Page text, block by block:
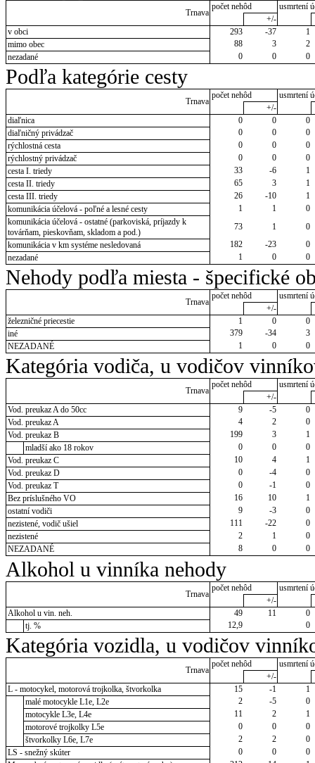
Trnava
počet nehôd
usmrtení
+/-
v obci
293 -37
1
mimo obec
88 3
2
nezadané
0 0 0
Podľa kategórie cesty
Trnava
počet nehôd
usmrtení
+/-
diaľnica
0 0
0
diaľničný privádzač
0 0
0
rýchlostná cesta
0 0
0
rýchlostný privádzač
0 0
0
cesta I. triedy
33 -6
1
cesta II. triedy
65 3
1
cesta III. triedy
26 -10
1
komunikácia účelová - poľné a lesné cesty
1 1
0
komunikácia účelová - ostatné (parkoviská, príjazdy k
továrňam, pieskovňam, skladom a pod.)
73 1
0
komunikácia v km systéme nesledovaná
182 -23
0
nezadané
1 0 0
Nehody podľa miesta - špecifické
Trnava
počet nehôd
usmrtení
+/-
železničné priecestie
1 0
0
iné
379 -34
3
NEZADANÉ
1 0 0
Kategória vodiča, u vodičov
Trnava
počet nehôd
usmrtení
+/-
Vod. preukaz A do 50cc
9 -5
0
Vod. preukaz A
4 2
0
Vod. preukaz B
199 3
1
mladší ako 18 rokov
0 0
0
Vod. preukaz C
10 4
1
Vod. preukaz D
0 -4
0
Vod. preukaz T
0 -1
0
Bez príslušného VO
16 10
1
ostatní vodiči
9 -3
0
nezistené, vodič ušiel
111 -22
0
nezistené
2 1
0
NEZADANÉ
8 0 0
Alkohol u vinníka nehody
Trnava
počet nehôd
usmrtení
+/-
Alkohol u vin. neh.
49 11
0
tj. %
12,9 0
Kategória vozidla, u vodičov
Trnava
počet nehôd
usmrtení
+/-
L - motocykel, motorová trojkolka, štvorkolka
15 -1
1
malé motocykle L1e, L2e
2 -5
0
motocykle L3e, L4e
11 2
1
motorové trojkolky L5e
0 0
0
štvorkolky L6e, L7e
2 2
0
LS - snežný skúter
0 0
0